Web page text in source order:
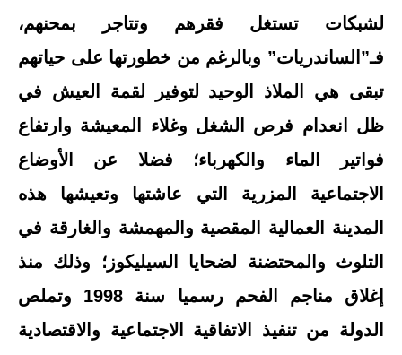
لشبكات تستغل فقرهم وتتاجر بمحنهم،
فـ”الساندريات” وبالرغم من خطورتها على حياتهم
تبقى هي الملاذ الوحيد لتوفير لقمة العيش في
ظل انعدام فرص الشغل وغلاء المعيشة وارتفاع
فواتير الماء والكهرباء؛ فضلا عن الأوضاع
الاجتماعية المزرية التي عاشتها وتعيشها هذه
المدينة العمالية المقصية والمهمشة والغارقة في
التلوث والمحتضنة لضحايا السيليكوز؛ وذلك منذ
إغلاق مناجم الفحم رسميا سنة 1998 وتملص
الدولة من تنفيذ الاتفاقية الاجتماعية والاقتصادية